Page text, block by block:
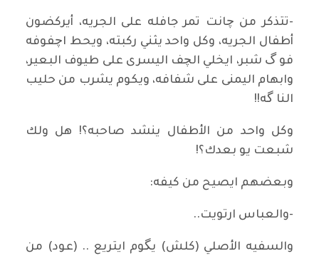
-تتذكر من چانت تمر جافله على الجريه، أيركضون
أطفال الجريه، وكل واحد يثني ركبته، ويحط اچفوفه
فو گ شبر، ايخلي الچف اليسرى على طيوف البعير،
وابهام اليمنى على شفافه، ويكوم يشرب من حليب
النا گه!!
وكل واحد من الأطفال ينشد صاحبه؟! هل ولك
شبعت يو بعدك؟!
وبعضهم ايصيح من كيفه:
-والعباس ارتويت..
والسفيه الأصلي (كلش) يگوم ايتريع .. (عود) من